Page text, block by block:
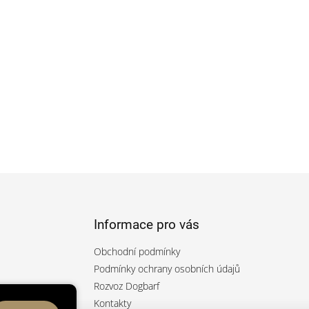
Informace pro vás
Obchodní podmínky
Podmínky ochrany osobních údajů
Rozvoz Dogbarf
Kontakty